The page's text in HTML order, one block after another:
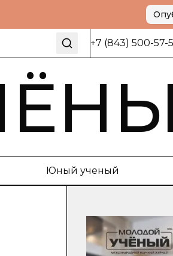
+7 (843) 500-57-
Юный ученый